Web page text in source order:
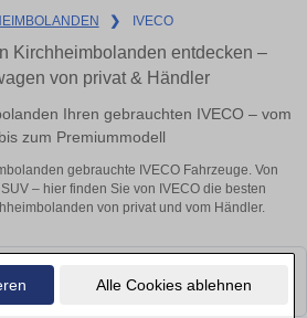
Alle Cookies ablehnen
❯ IVECO
Kirchheimbolanden entdecken –
von privat & Händler
Ihren gebrauchten IVECO – vom
zum Premiummodell
gebrauchte IVECO Fahrzeuge. Von
– hier finden Sie von IVECO die besten
von privat und vom Händler.
passenden Autos finden. Schauen Sie